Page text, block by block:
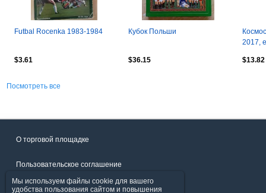
Futbal Rocenka 1983-1984
$3.61
Кубок Польши
$36.15
2017,
$13.82
Посмотреть все
О торговой площадке
Пользовательское соглашение
Политика конфиденциальности
Мы используем файлы cookie для вашего
удобства пользования сайтом и повышения